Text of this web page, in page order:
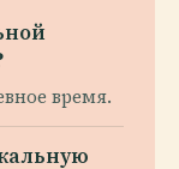
время.